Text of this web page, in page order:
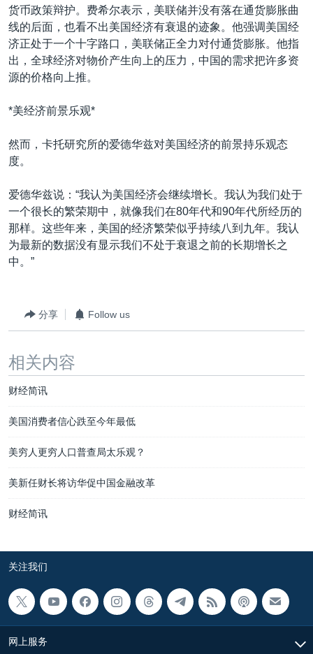
货币政策辩护。费希尔表示，美联储并没有落在通货膨胀曲
线的后面，也看不出美国经济有衰退的迹象。他强调美国经
济正处于一个十字路口，美联储正全力对付通货膨胀。他指
出，全球经济对物价产生向上的压力，中国的需求把许多资
源的价格向上推。
*美经济前景乐观*
然而，卡托研究所的爱德华兹对美国经济的前景持乐观态
度。
爱德华兹说：“我认为美国经济会继续增长。我认为我们处于
一个很长的繁荣期中，就像我们在80年代和90年代所经历的
那样。这些年来，美国的经济繁荣似乎持续八到九年。我认
为最新的数据没有显示我们不处于衰退之前的长期增长之
中。”
分享 Follow us
相关内容
财经简讯
美国消费者信心跌至今年最低
美穷人更穷人口普查局太乐观？
美新任财长将访华促中国金融改革
财经简讯
关注我们
网上服务